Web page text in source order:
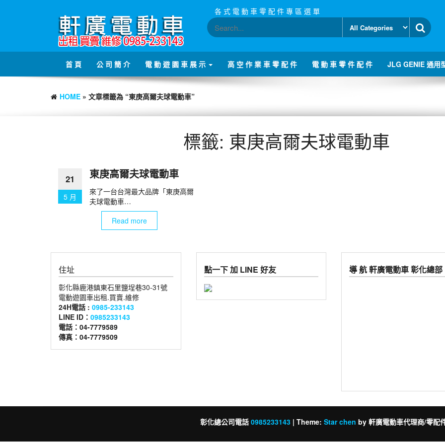
各 式 電 動 車 零 配 件 專 區 選 單
首 頁 公 司 簡 介 電 動 遊 園 車 展 示 高 空 作 業 車 零 配 件 電 動 車 零 件 配 件 JLG GENIE 通用
HOME » 文章標籤為 “東庚高爾夫球電動車”
標籤: 東庚高爾夫球電動車
21
5 月
東庚高爾夫球電動車
來了一台台灣最大品牌「東庚高爾
夫球電動車…
Read more
住址
彰化縣鹿港鎮東石里鹽埕巷30-31號
電動遊園車出租.買賣.維修
24H電話 : 0985-233143
LINE ID： 0985233143
電話：04-7779589
傳真：04-7779509
點一下 加 LINE 好友 導 航 軒廣電動車 彰化總部
彰化總公司電話 0985233143 | Theme: Star chen by 軒廣電動車代理商/零配